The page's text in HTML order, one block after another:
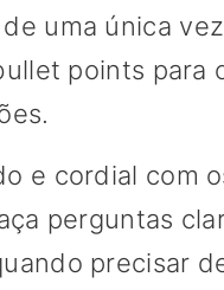
uma única
points para
e cordial com
perguntas
precisar